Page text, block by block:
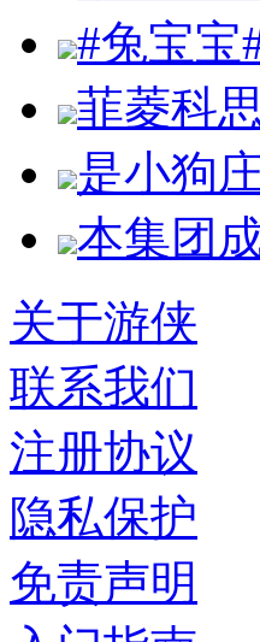
#兔宝宝
菲菱科
是小狗
本集团
关于游侠
联系我们
注册协议
隐私保护
免责声明